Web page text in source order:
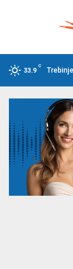
33.9
C
Trebinje